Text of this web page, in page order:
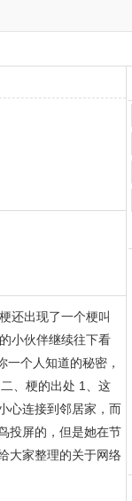
还出现了一个梗叫
小伙伴继续往下看
个人知道的秘密，
、梗的出处 1、这
心连接到邻居家，而
投屏的，但是她在节
大家整理的关于网络